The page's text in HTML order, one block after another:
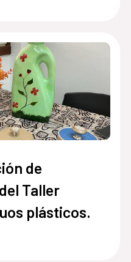
de
Taller
plásticos.